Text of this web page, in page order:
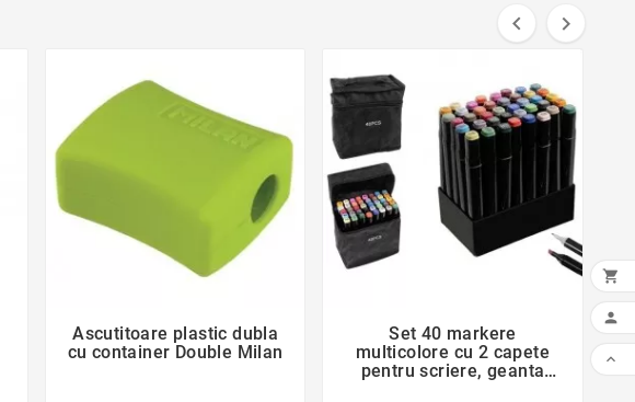
 

favorite_border
Ascutitoare plastic dubla
cu container Double Milan

Set 40 markere
multicolore cu 2 capete
pentru scriere, geanta


